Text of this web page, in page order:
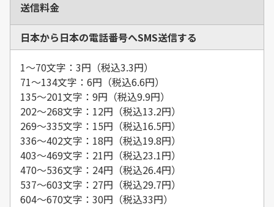
送信料金
日本から日本の電話番号へSMS送信する
1～70文字：3円（税込3.3円）
71～134文字：6円（税込6.6円）
135～201文字：9円（税込9.9円）
202～268文字：12円（税込13.2円）
269～335文字：15円（税込16.5円）
336～402文字：18円（税込19.8円）
403～469文字：21円（税込23.1円）
470～536文字：24円（税込26.4円）
537～603文字：27円（税込29.7円）
604～670文字：30円（税込33円）